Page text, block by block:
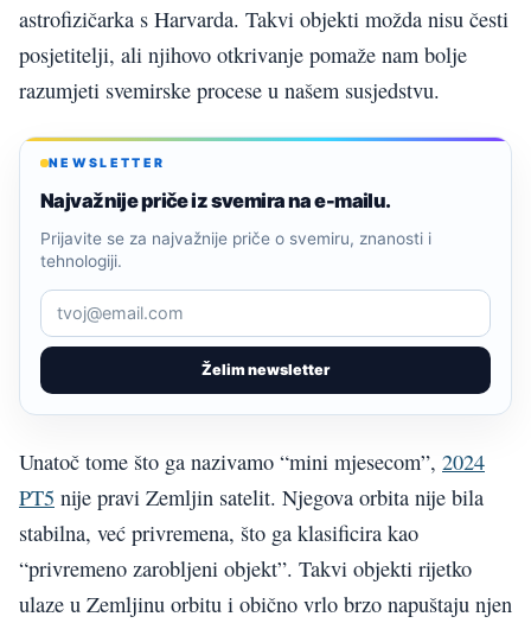
astrofizičarka s Harvarda. Takvi objekti možda nisu česti
posjetitelji, ali njihovo otkrivanje pomaže nam bolje
razumjeti svemirske procese u našem susjedstvu.
NEWSLETTER
Najvažnije priče iz svemira na e-mailu.
Želim newsletter
Prijavite se za najvažnije priče o svemiru, znanosti i
tehnologiji.
Unatoč tome što ga nazivamo “mini mjesecom”, 2024
PT5 nije pravi Zemljin satelit. Njegova orbita nije bila
stabilna, već privremena, što ga klasificira kao
“privremeno zarobljeni objekt”. Takvi objekti rijetko
ulaze u Zemljinu orbitu i obično vrlo brzo napuštaju njen